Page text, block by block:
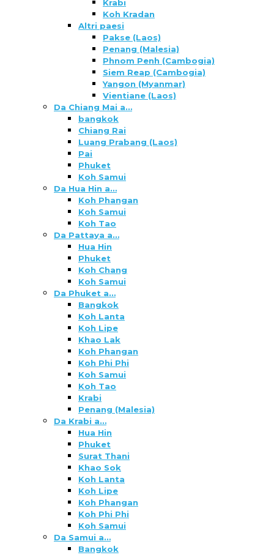
Krabi
Koh Kradan
Altri paesi
Pakse (Laos)
Penang (Malesia)
Phnom Penh (Cambogia)
Siem Reap (Cambogia)
Yangon (Myanmar)
Vientiane (Laos)
Da Chiang Mai a…
bangkok
Chiang Rai
Luang Prabang (Laos)
Pai
Phuket
Koh Samui
Da Hua Hin a…
Koh Phangan
Koh Samui
Koh Tao
Da Pattaya a…
Hua Hin
Phuket
Koh Chang
Koh Samui
Da Phuket a…
Bangkok
Koh Lanta
Koh Lipe
Khao Lak
Koh Phangan
Koh Phi Phi
Koh Samui
Koh Tao
Krabi
Penang (Malesia)
Da Krabi a…
Hua Hin
Phuket
Surat Thani
Khao Sok
Koh Lanta
Koh Lipe
Koh Phangan
Koh Phi Phi
Koh Samui
Da Samui a…
Bangkok